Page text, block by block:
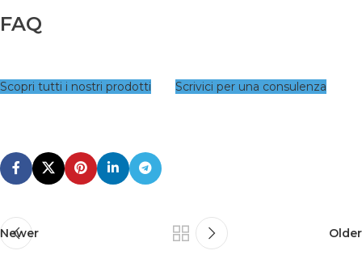
FAQ
Scopri tutti i nostri prodotti Scrivici per una consulenza
Newer Older